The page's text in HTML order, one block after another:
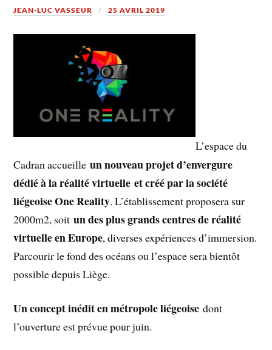
JEAN-LUC VASSEUR 25 AVRIL 2019
L’espace du
Cadran accueilleun nouveau projet d’envergure
dédié à la réalité virtuelle et créé par la société
liégeoise One Reality. L’établissement proposera sur
2000m2, soitun des plus grands centres de réalité
virtuelle en Europe, diverses expériences d’immersion.
Parcourir le fond des océans ou l’espace sera bientôt
possible depuis Liège.
Un concept inédit en métropole liégeoisedont
l’ouverture est prévue pour juin.